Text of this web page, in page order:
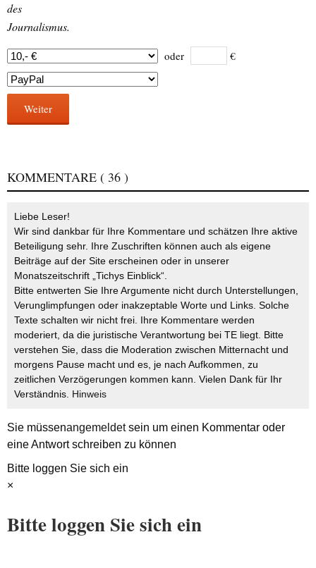
des
Journalismus.
oder €
Weiter
KOMMENTARE ( 36 )
Liebe Leser!
Wir sind dankbar für Ihre Kommentare und schätzen Ihre aktive
Beteiligung sehr. Ihre Zuschriften können auch als eigene
Beiträge auf der Site erscheinen oder in unserer
Monatszeitschrift „Tichys Einblick“.
Bitte entwerten Sie Ihre Argumente nicht durch Unterstellungen,
Verunglimpfungen oder inakzeptable Worte und Links. Solche
Texte schalten wir nicht frei. Ihre Kommentare werden
moderiert, da die juristische Verantwortung bei TE liegt. Bitte
verstehen Sie, dass die Moderation zwischen Mitternacht und
morgens Pause macht und es, je nach Aufkommen, zu
zeitlichen Verzögerungen kommen kann. Vielen Dank für Ihr
Verständnis. Hinweis
Sie müssenangemeldetsein um einen Kommentar oder
eine Antwort schreiben zu können
Bitte loggen Sie sich ein
×
Bitte loggen Sie sich ein